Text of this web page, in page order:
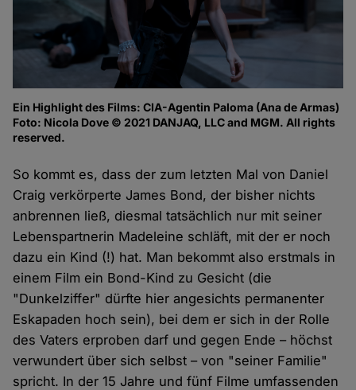
Ein Highlight des Films: CIA-Agentin Paloma (Ana de Armas)
Foto: Nicola Dove © 2021 DANJAQ, LLC and MGM. All rights
reserved.
So kommt es, dass der zum letzten Mal von Daniel
Craig verkörperte James Bond, der bisher nichts
anbrennen ließ, diesmal tatsächlich nur mit seiner
Lebenspartnerin Madeleine schläft, mit der er noch
dazu ein Kind (!) hat. Man bekommt also erstmals in
einem Film ein Bond-Kind zu Gesicht (die
"Dunkelziffer" dürfte hier angesichts permanenter
Eskapaden hoch sein), bei dem er sich in der Rolle
des Vaters erproben darf und gegen Ende – höchst
verwundert über sich selbst – von "seiner Familie"
spricht. In der 15 Jahre und fünf Filme umfassenden